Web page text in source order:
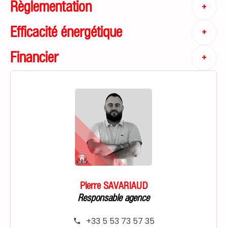
Règlementation +
Efficacité énergétique +
Financier +
Pierre SAVARIAUD
Responsable agence
+33 5 53 73 57 35